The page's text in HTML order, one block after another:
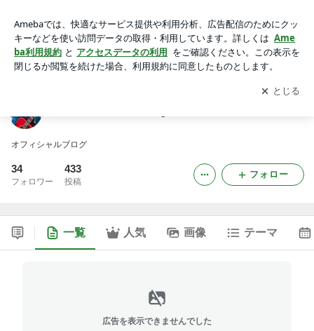
アプリをダウンロードして ブログの更新通知
を受け取りまし
ょう。
開く
オフィシャルブログ
34
フォロワー
433
投稿
フォロー
一覧 人気 画像 テーマ
広告を表示できませんでした